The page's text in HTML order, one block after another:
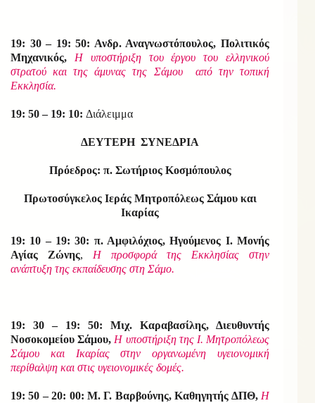
19: 30 – 19: 50: Ανδρ. Αναγνωστόπουλος, Πολιτικός
Μηχανικός, Η υποστήριξη του έργου του ελληνικού
στρατού και της άμυνας της Σάμου από την τοπική
Εκκλησία.
19: 50 – 19: 10: Διάλειμμα
ΔΕΥΤΕΡΗ ΣΥΝΕΔΡΙΑ
Πρόεδρος: π. Σωτήριος Κοσμόπουλος
Πρωτοσύγκελος Ιεράς Μητροπόλεως Σάμου και
Ικαρίας
19: 10 – 19: 30: π. Αμφιλόχιος, Ηγούμενος Ι. Μονής
Αγίας Ζώνης, Η προσφορά της Εκκλησίας στην
ανάπτυξη της εκπαίδευσης στη Σάμο.
19: 30 – 19: 50: Μιχ. Καραβασίλης, Διευθυντής
Νοσοκομείου Σάμου, Η υποστήριξη της Ι. Μητροπόλεως
Σάμου και Ικαρίας στην οργανωμένη υγειονομική
περίθαλψη και στις υγειονομικές δομές.
19: 50 – 20: 00: Μ. Γ. Βαρβούνης, Καθηγητής ΔΠΘ, Η